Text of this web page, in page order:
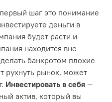
шаг это понимание
деньги в
будет расти и
находится вне
банкротом плохие
рухнуть рынок, может
Инвестировать в себя —
актив, который вы